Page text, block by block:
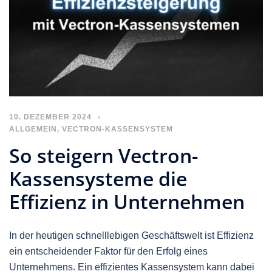
10. DEZEMBER 2024
ALLGEMEIN , VECTRON-KASSENSYSTEM
So steigern Vectron-
Kassensysteme die
Effizienz in Unternehmen
In der heutigen schnelllebigen Geschäftswelt ist Effizienz
ein entscheidender Faktor für den Erfolg eines
Unternehmens. Ein effizientes Kassensystem kann dabei